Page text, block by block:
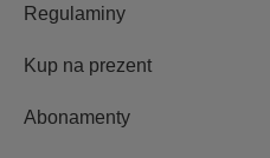
Regulaminy
Kup na prezent
Abonamenty